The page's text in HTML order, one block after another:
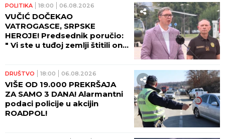
POLITIKA 18:00 06.08.2026
VUČIĆ DOČEKAO
VATROGASCE, SRPSKE
HEROJE! Predsednik poručio:
" Vi ste u tuđoj zemlji štitili ono
DRUŠTVO 18:00 06.08.2026
VIŠE OD 19.000 PREKRŠAJA
ZA SAMO 3 DANA! Alarmantni
podaci policije u akcijin
ROADPOL!